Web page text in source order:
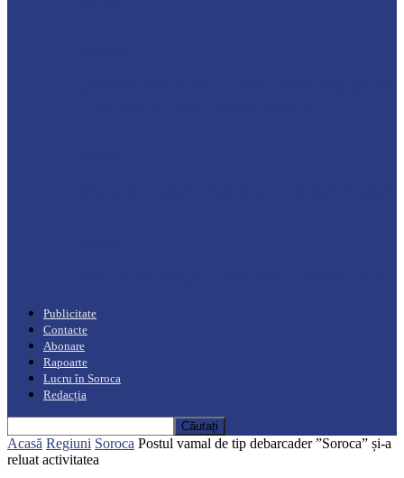
Publicitate
Contacte
Abonare
Rapoarte
Lucru în Soroca
Redacția
Acasă Regiuni Soroca Postul vamal de tip debarcader ”Soroca” și-a
reluat activitatea